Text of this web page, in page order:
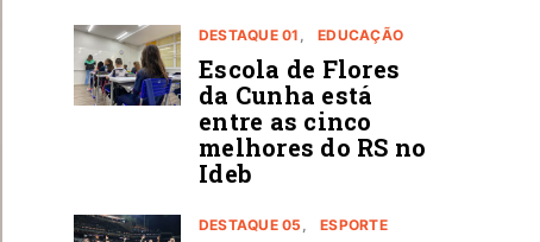
DESTAQUE 01 EDUCAÇÃO
Escola de Flores
da Cunha está
entre as cinco
melhores do RS no
Ideb
DESTAQUE 05 ESPORTE